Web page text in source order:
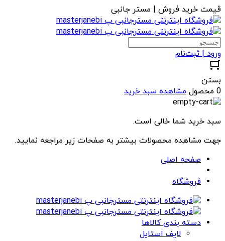
قیمت خرید فروش | مستر جانبی
ورود | ثبت‌نام
بستن
0 محصول
مشاهده سبد خرید
سبد خرید شما خالی است.
جهت مشاهده محصولات بیشتر به صفحات زیر مراجعه نمایید.
صفحه اصلی
فروشگاه
دسته بندی کالاها
لایف استایل